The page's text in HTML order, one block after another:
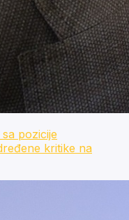
pozicije
kritike na